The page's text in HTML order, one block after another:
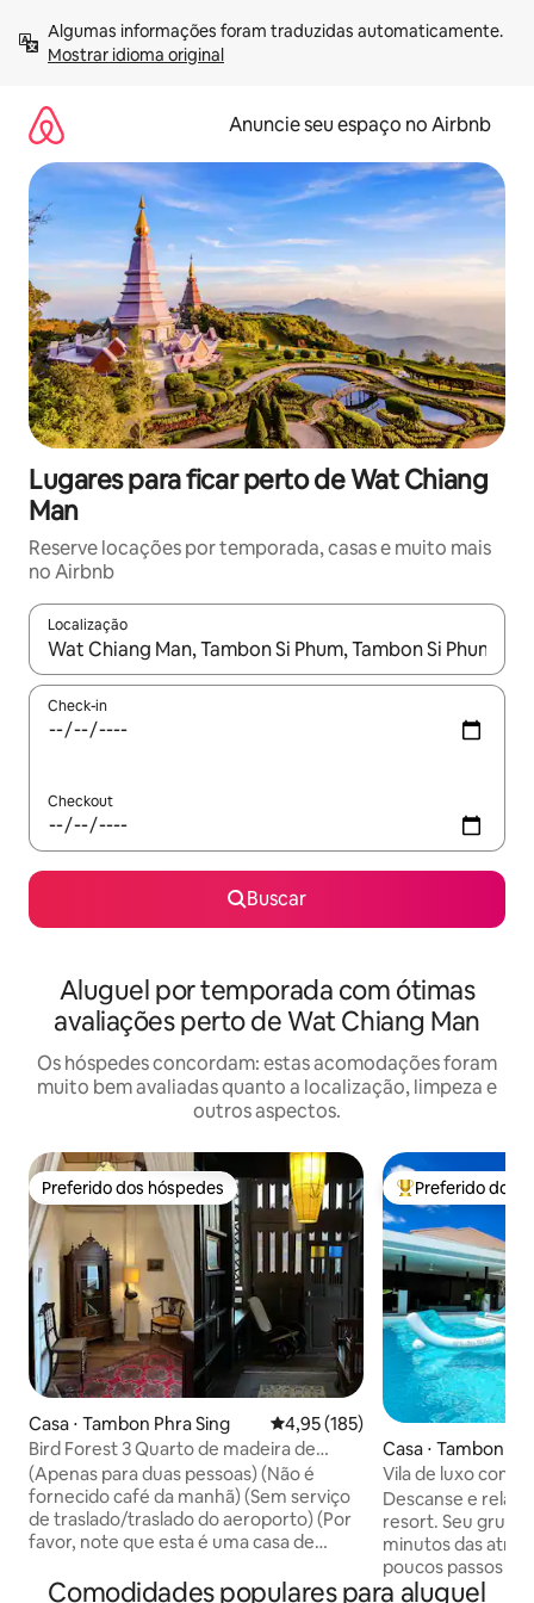
para
Mostrar idioma original
Anuncie seu espaço no Airbnb
Lugares para ficar perto de Wat Chiang
Man
Reserve locações por temporada, casas e muito mais
no Airbnb
Localização
Quando os resultados estiverem disponíveis, explore-os
Check-in
Checkout
Buscar
Aluguel por temporada com ótimas
avaliações perto de Wat Chiang Man
Os hóspedes concordam: estas acomodações foram
muito bem avaliadas quanto a localização, limpeza e
outros aspectos.
Preferido dos hóspedes
Preferido dos hóspedes
Casa ⋅ Tambon Phra Sing 4,95 de uma avaliação média de
4,95 (185)
Bird Forest 3 Quarto de madeira de
pomelo antigo no centro da cidade
antiga de Chiang Mai (10 minutos a pé
dos principais pontos turísticos de
Chiang Mai)
(Apenas para duas pessoas) (Não é
fornecido café da manhã) (Sem serviço
de traslado/traslado do aeroporto) (Por
favor, note que esta é uma casa de
insonorização) Aninhado no beco bem
Entre os
Preferido dos
Casa ⋅ Tambon
Vila de luxo com
charmoso
Descanse e
resort. Seu grupo
minutos das
poucos passos
restaurantes e lojas
Comodidades populares para aluguel